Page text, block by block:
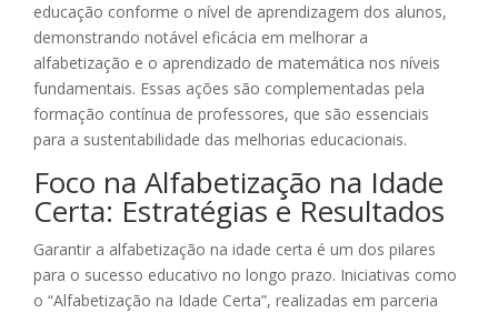
educação conforme o nível de aprendizagem dos alunos,
demonstrando notável eficácia em melhorar a
alfabetização e o aprendizado de matemática nos níveis
fundamentais. Essas ações são complementadas pela
formação contínua de professores, que são essenciais
para a sustentabilidade das melhorias educacionais.
Foco na Alfabetização na Idade
Certa: Estratégias e Resultados
Garantir a alfabetização na idade certa é um dos pilares
para o sucesso educativo no longo prazo. Iniciativas como
o “Alfabetização na Idade Certa”, realizadas em parceria